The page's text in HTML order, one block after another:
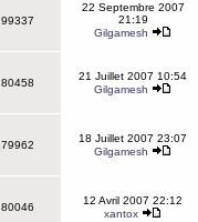
99337
22 Septembre 2007
21:19
Gilgamesh
80458
21 Juillet 2007 10:54
Gilgamesh
79962
18 Juillet 2007 23:07
Gilgamesh
80046
12 Avril 2007 22:12
xantox